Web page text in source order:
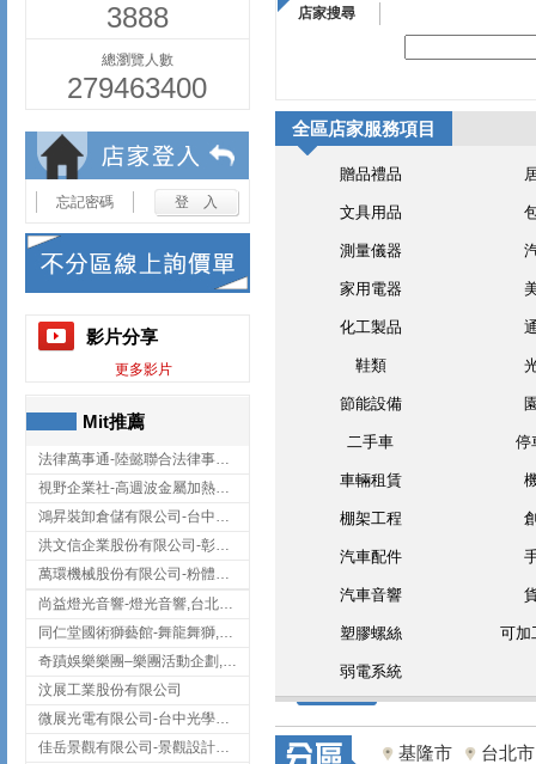
3888
總瀏覽人數
279463400
忘記密碼
影片分享
更多影片
Mit推薦
法律萬事通-陸懿聯合法律事務所
視野企業社-高週波金屬加熱設備,彰化高週波金屬加熱設備
鴻昇裝卸倉儲有限公司-台中貨櫃裝卸
洪文信企業股份有限公司-彰化鋅合金鑄造,彰化五金加工,彰化五金配件
萬環機械股份有限公司-粉體塗裝設備,輸送機,輸送機設備,台南輸送機
尚益燈光音響-燈光音響,台北燈光音響,台北燈光音響出租
同仁堂國術獅藝館-舞龍舞獅,台中舞龍舞獅
奇蹟娛樂樂團–樂團活動企劃,台中樂團表演,台中婚禮樂團
汶展工業股份有限公司
微展光電有限公司-台中光學鍍膜,optical filter taiwan,台灣光學鍍膜
佳岳景觀有限公司-景觀設計公司,台北景觀設計,台北景觀工程,中山區景觀設計
店家搜尋
全區店家服務項目
贈品禮品
文具用品
測量儀器
家用電器
化工製品
鞋類
節能設備
二手車 停
車輛租賃
棚架工程
汽車配件
汽車音響
塑膠螺絲 可加
弱電系統
基隆市
台北市